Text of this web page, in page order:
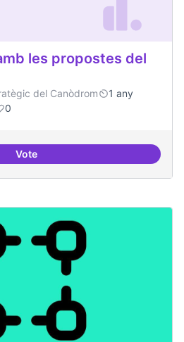
les propostes del
del Canòdrom
1 any
0
VoteInvolucrar-nos amb les